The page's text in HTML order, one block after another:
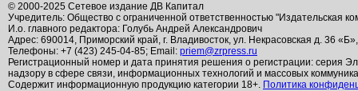
© 2000-2025 Сетевое издание ДВ Капитал
Учредитель: Общество с ограниченной ответственностью "Издательская
И.о. главного редактора: Голубь Андрей Александрович
Адрес: 690014, Приморский край, г. Владивосток, ул. Некрасовская д. 36
Телефоны: +7 (423) 245-04-85; Email: priem@zrpress.ru
Регистрационный номер и дата принятия решения о регистрации: серия
надзору в сфере связи, информационных технологий и массовых
Содержит информационную продукцию категории 18+. Политика